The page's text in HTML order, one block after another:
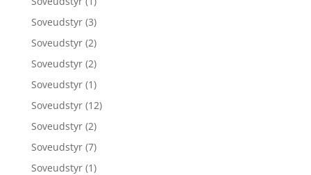
Soveudstyr (3)
Soveudstyr (2)
Soveudstyr (2)
Soveudstyr (1)
Soveudstyr (12)
Soveudstyr (2)
Soveudstyr (7)
Soveudstyr (1)